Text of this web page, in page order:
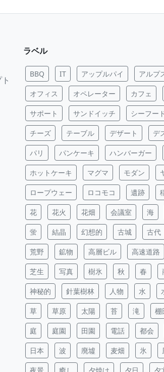
ラベル
BBQ IT アップルパイ アルプ
オフィス オペレーター カフェ
サポート サンドイッチ シーフー
チーズ テーブル デザート デ
パリ パンケーキ ハンバーガー
ホットケーキ マグマ モダン
ロープウェー ロコモコ 遺跡
花 花火 花畑 会議室 海
蛍 結晶 幻想的 古城 古代
荒野 鉱物 高層ビル 高速道路
芝生 写真 樹氷 秋 春
神秘的 針葉樹林 人物 水
草 草原 太陽 苔 滝 棚
庭 庭園 田園 電話 都会
日本 波 廃墟 麦畑 氷